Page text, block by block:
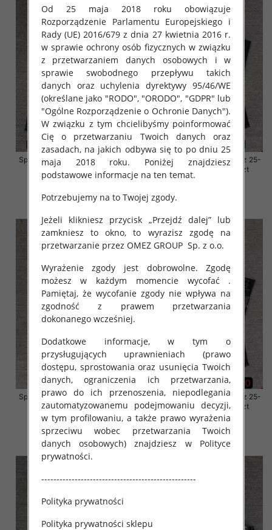
Spodnie damskie jeansy Roz 25-
30, 1 Kolor Paczka 10 szt
szczegóły
Spodnie damskie jeansy Roz 25-
30, 1 Kolor Paczka 10 szt
Spodnie damskie jeansy Roz 25-
30, 1 Kolor Paczka 10 szt
61.00 zł
szczegóły
Spodnie damskie jeansy Roz 25-
30, 1 Kolor Paczka 10 szt
61.00 zł
szczegóły
Od 25 maja 2018 roku obowiązuje
Rozporządzenie Parlamentu Europejskiego i
Rady (UE) 2016/679 z dnia 27 kwietnia 2016 r.
w sprawie ochrony osób fizycznych w związku
z przetwarzaniem danych osobowych i w
sprawie swobodnego przepływu takich
danych oraz uchylenia dyrektywy 95/46/WE
(określane jako "RODO", "ORODO", "GDPR" lub
"Ogólne Rozporządzenie o Ochronie Danych").
W związku z tym chcielibyśmy poinformować
Cię o przetwarzaniu Twoich danych oraz
zasadach, na jakich odbywa się to po dniu 25
maja 2018 roku. Poniżej znajdziesz
podstawowe informacje na ten temat.
Potrzebujemy na to Twojej zgody.
Jeżeli klikniesz przycisk „Przejdź dalej” lub
zamkniesz to okno, to wyrazisz zgodę na
przetwarzanie przez OMEZ GROUP Sp. z o.o.
Wyrażenie zgody jest dobrowolne. Zgodę
możesz w każdym momencie wycofać .
Pamiętaj, że wycofanie zgody nie wpływa na
zgodność z prawem przetwarzania
dokonanego wcześniej.
Dodatkowe informacje, w tym o
przysługujących uprawnieniach (prawo
dostępu, sprostowania oraz usunięcia Twoich
danych, ograniczenia ich przetwarzania,
prawo do ich przenoszenia, niepodlegania
zautomatyzowanemu podejmowaniu decyzji,
w tym profilowaniu, a także prawo wyrażenia
sprzeciwu wobec przetwarzania Twoich
danych osobowych) znajdziesz w Polityce
prywatności.
---------------------------------------------------
Polityka prywatności
Polityka prywatności sklepu